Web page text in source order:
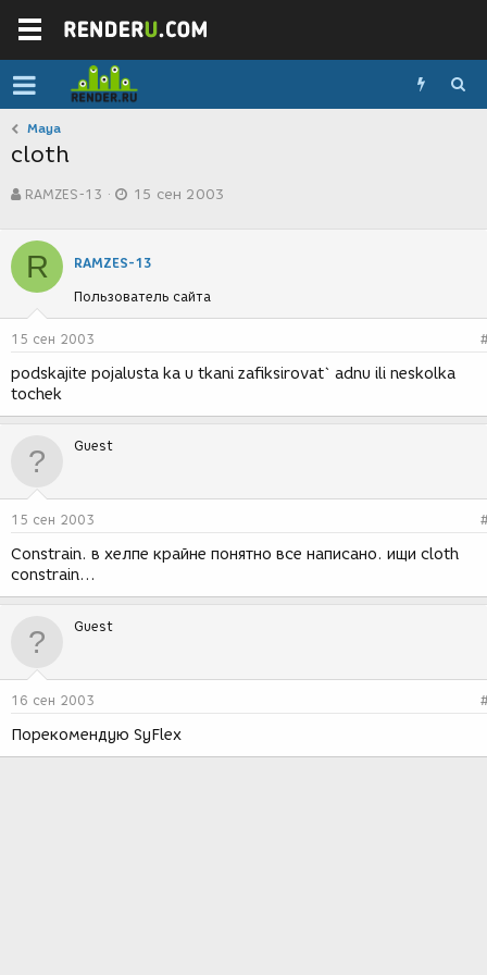
Maya
cloth
в
о
р
т
е
м
ы
RAMZES-13
а
с
з
д
и
15 сен 2003
R RAMZES-13
Пользователь сайта
15 сен 2003
podskajite pojalusta ka u tkani zafiksirovat` adnu ili neskolka
tochek
Guest
15 сен 2003
Constrain. в хелпе крайне понятно все написано. ищи cloth
constrain...
Guest
16 сен 2003
Порекомендую SyFlex